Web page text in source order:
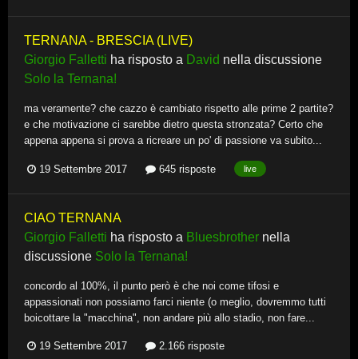
TERNANA - BRESCIA (LIVE)
Giorgio Falletti ha risposto a David nella discussione
Solo la Ternana!
ma veramente? che cazzo è cambiato rispetto alle prime 2 partite?
e che motivazione ci sarebbe dietro questa stronzata? Certo che
appena appena si prova a ricreare un po' di passione va subito...
19 Settembre 2017 645 risposte live
CIAO TERNANA
Giorgio Falletti ha risposto a Bluesbrother nella
discussione Solo la Ternana!
concordo al 100%, il punto però è che noi come tifosi e
appassionati non possiamo farci niente (o meglio, dovremmo tutti
boicottare la "macchina", non andare più allo stadio, non fare...
19 Settembre 2017 2.166 risposte